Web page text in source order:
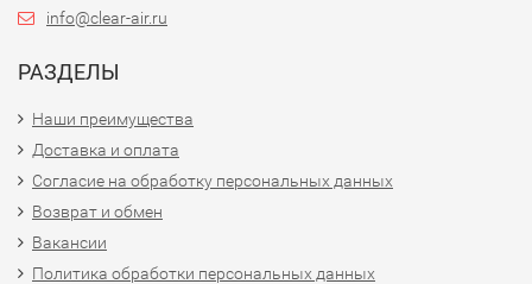
info@clear-air.ru
РАЗДЕЛЫ
Наши преимущества
Доставка и оплата
Согласие на обработку персональных данных
Возврат и обмен
Вакансии
Политика обработки персональных данных